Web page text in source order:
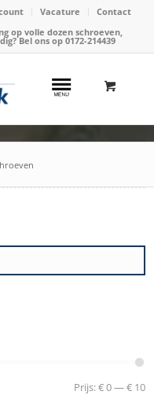
Vacature
Contact
op volle dozen schroeven,
Bel ons op 0172-214439
Prijs:€ 0—€ 10